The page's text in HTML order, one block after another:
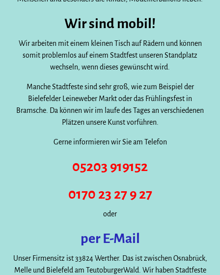
Wir sind mobil!
Wir arbeiten mit einem kleinen Tisch auf Rädern und können
somit problemlos auf einem Stadtfest unseren Standplatz
wechseln, wenn dieses gewünscht wird.
Manche Stadtfeste sind sehr groß, wie zum Beispiel der
Bielefelder Leineweber Markt oder das Frühlingsfest in
Bramsche. Da können wir im laufe des Tages an verschiedenen
Plätzen unsere Kunst vorführen.
Gerne informieren wir Sie am Telefon
05203 919152
0170 23 27 9 27
oder
per E-Mail
Unser Firmensitz ist 33824 Werther. Das ist zwischen Osnabrück,
Melle und Bielefeld am TeutoburgerWald. Wir haben Stadtfeste